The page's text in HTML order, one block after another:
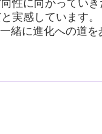
性に向かっていき
実感しています。
緒に進化への道を